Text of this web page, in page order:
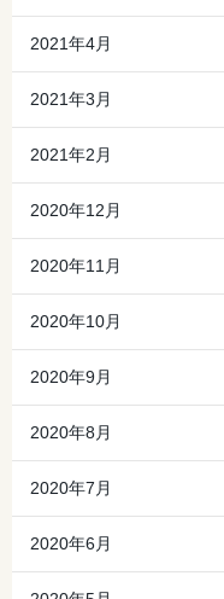
2021年4月
2021年3月
2021年2月
2020年12月
2020年11月
2020年10月
2020年9月
2020年8月
2020年7月
2020年6月